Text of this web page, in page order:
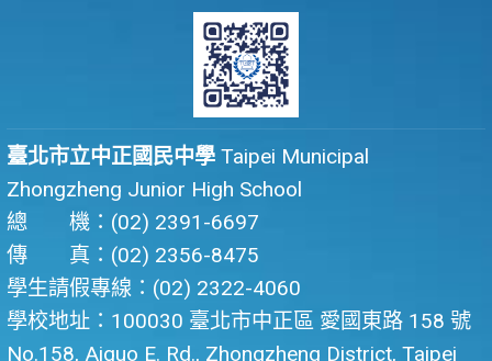
臺北市立中正國民中學 Taipei Municipal
Zhongzheng Junior High School
總 機：(02) 2391-6697
傳 真：(02) 2356-8475
學生請假專線：(02) 2322-4060
學校地址：100030 臺北市中正區 愛國東路 158 號
No.158, Aiguo E. Rd., Zhongzheng District, Taipei